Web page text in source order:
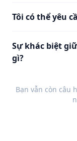
Tôi có thể yêu
Sự khác biệt
gì?
Bạn vẫn còn câu